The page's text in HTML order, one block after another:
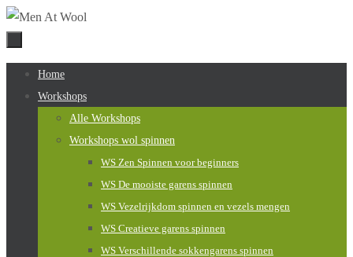
Naar
inhoud
springen
Naar
Home
Workshops
Alle Workshops
Workshops wol spinnen
WS Zen Spinnen voor beginners
WS De mooiste garens spinnen
WS Vezelrijkdom spinnen en vezels mengen
WS Creatieve garens spinnen
WS Verschillende sokkengarens spinnen